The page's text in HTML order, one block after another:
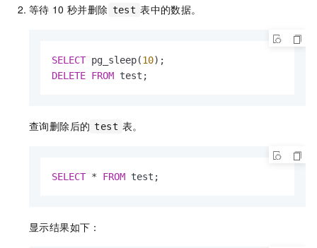
等待 10 秒并删除 test 表中的数据。
SELECT pg_sleep(10
DELETE FROM test;
查询删除后的 test 表。
SELECT * FROM test;
显示结果如下：